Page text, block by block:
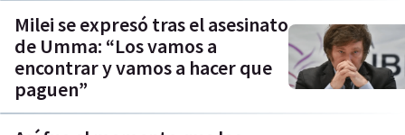
Milei se expresó tras el asesinato
de Umma: “Los vamos a
encontrar y vamos a hacer que
paguen”